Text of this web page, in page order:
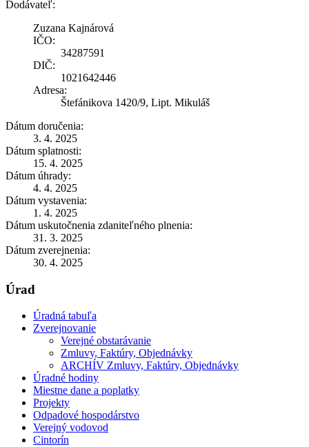
Dodávateľ:
Zuzana Kajnárová
IČO:
34287591
DIČ:
1021642446
Adresa:
Štefánikova 1420/9, Lipt. Mikuláš
Dátum doručenia:
3. 4. 2025
Dátum splatnosti:
15. 4. 2025
Dátum úhrady:
4. 4. 2025
Dátum vystavenia:
1. 4. 2025
Dátum uskutočnenia zdaniteľného plnenia:
31. 3. 2025
Dátum zverejnenia:
30. 4. 2025
Úrad
Úradná tabuľa
Zverejnovanie
Verejné obstarávanie
Zmluvy, Faktúry, Objednávky
ARCHÍV Zmluvy, Faktúry, Objednávky
Úradné hodiny
Miestne dane a poplatky
Projekty
Odpadové hospodárstvo
Verejný vodovod
Cintorín